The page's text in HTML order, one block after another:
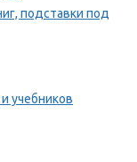
подставки под
учебников